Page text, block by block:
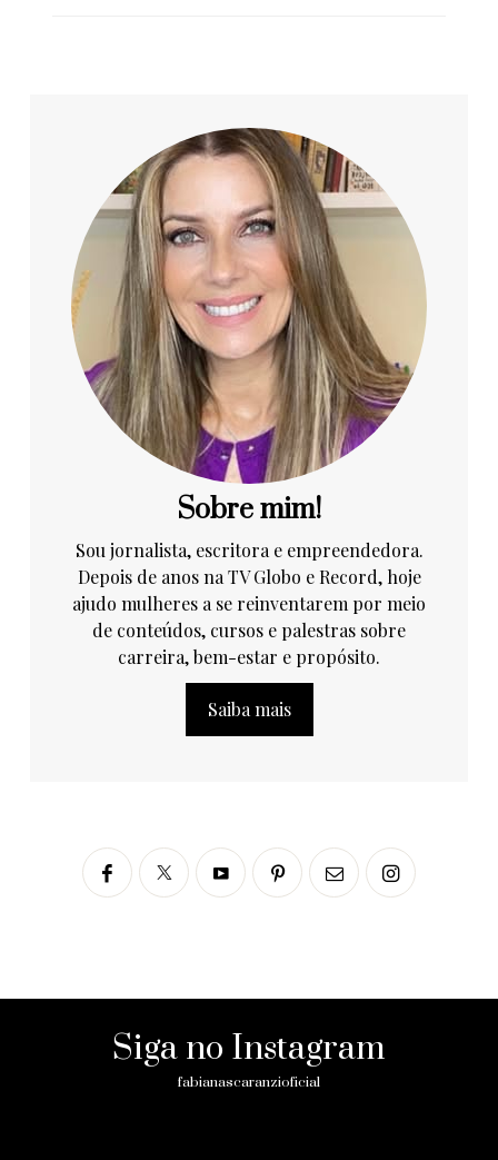
Sobre mim!
Sou jornalista, escritora e empreendedora.
Depois de anos na TV Globo e Record, hoje
ajudo mulheres a se reinventarem por meio
de conteúdos, cursos e palestras sobre
carreira, bem-estar e propósito.
Saiba mais
Siga no Instagram
fabianascaranzioficial